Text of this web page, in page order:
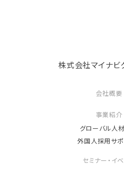
株式会社マイナビ
会社概要
事業紹介
グローバル人
外国人採用サポ
セミナー・イ